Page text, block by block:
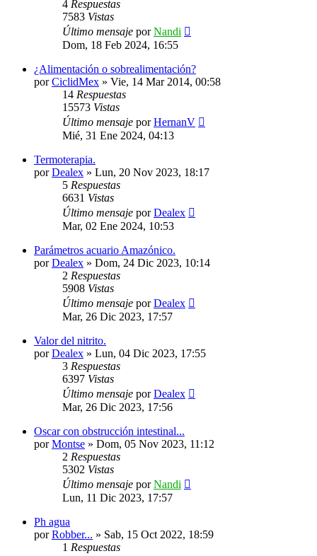
4 Respuestas
7583 Vistas
Último mensaje porNandi
Dom, 18 Feb 2024, 16:55
¿Alimentación o sobrealimentación?
porCiclidMex » Vie, 14 Mar 2014, 00:58
14 Respuestas
15573 Vistas
Último mensaje porHernanV
Mié, 31 Ene 2024, 04:13
Termoterapia.
porDealex » Lun, 20 Nov 2023, 18:17
5 Respuestas
6631 Vistas
Último mensaje porDealex
Mar, 02 Ene 2024, 10:53
Parámetros acuario Amazónico.
porDealex » Dom, 24 Dic 2023, 10:14
2 Respuestas
5908 Vistas
Último mensaje porDealex
Mar, 26 Dic 2023, 17:57
Valor del nitrito.
porDealex » Lun, 04 Dic 2023, 17:55
3 Respuestas
6397 Vistas
Último mensaje porDealex
Mar, 26 Dic 2023, 17:56
Oscar con obstrucción intestinal...
porMontse » Dom, 05 Nov 2023, 11:12
2 Respuestas
5302 Vistas
Último mensaje porNandi
Lun, 11 Dic 2023, 17:57
Ph agua
porRobber... » Sab, 15 Oct 2022, 18:59
1 Respuestas